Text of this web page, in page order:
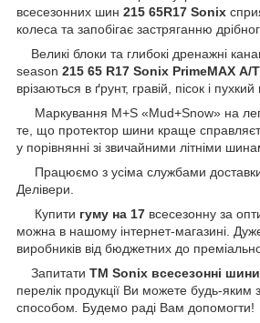
всесезонних шин 215 65R17 Sonix
колеса та запобігає застряганню
Великі блоки та глибокі дренажні
season 215 65 R17 Sonix PrimeMAX А/
врізаються в ґрунт, гравій, пісок і пухкий
Маркування M+S «Mud+Snow» на
те, що протектор шини краще
у порівнянні зі звичайними літніми
Працюємо з усіма службами
Делівери.
Купити гуму на 17 всесезонну за
можна в нашому інтернет-магазині.
виробників від бюджетних до
Запитати ТМ Sonix всесезонні шини
перелік продукції Ви можете будь-
способом
Будемо раді Вам допомогти!